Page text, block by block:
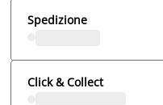
Spedizione
Click & Collect